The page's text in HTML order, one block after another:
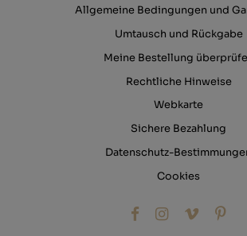
Allgemeine Bedingungen und
Umtausch und Rückgabe
Meine Bestellung
Rechtliche Hinweise
Webkarte
Sichere Bezahlung
Datenschutz-
Cookies